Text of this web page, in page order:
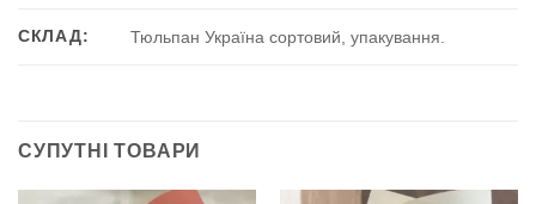
СКЛАД: Тюльпан Україна сортовий, упакування.
СУПУТНІ ТОВАРИ